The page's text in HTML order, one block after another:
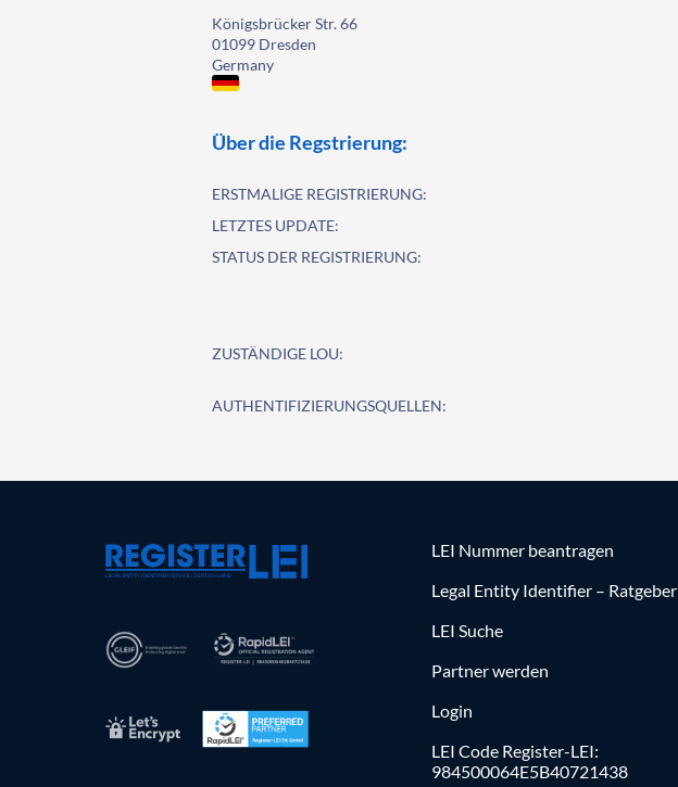
Königsbrücker Str. 66
01099 Dresden
Germany
Über die Regstrierung:
ERSTMALIGE REGISTRIERUNG:
LETZTES UPDATE:
STATUS DER REGISTRIERUNG:
ZUSTÄNDIGE LOU:
AUTHENTIFIZIERUNGSQUELLEN:
LEI Nummer beantragen
Legal Entity Identifier – Ratgeber
LEI Suche
Partner werden
Login
LEI Code Register-LEI:
984500064E5B40721438